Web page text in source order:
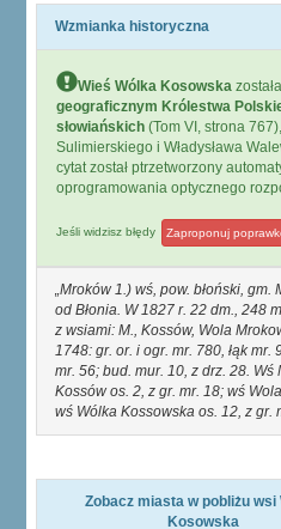
Wzmianka historyczna
Wieś Wólka Kosowska
geograficznym Królestwa
słowiańskich (Tom VI, strona
Sulimierskiego i Władysława
cytat został ptrzetworzony
oprogramowania optycznego
Jeśli widzisz błędy Zaproponuj
Mroków 1.) wś, pow. błoński, gm.
od Błonia. W 1827 r. 22 dm., 248
z wsiami: M., Kossów, Wola
1748: gr. or. i ogr. mr. 780, łąk
mr. 56; bud. mur. 10, z drz. 28. Wś
Kossów os. 2, z gr. mr. 18; wś
wś Wólka Kossowska os. 12, z gr.
Zobacz miasta w pobliżu wsi
Kosowska